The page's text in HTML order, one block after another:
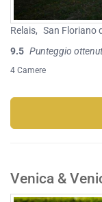
Relais, San Floriano
9.5 Punteggio
4 Camere
Venica &